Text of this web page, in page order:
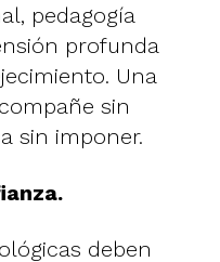
pedagogía
profunda
Una
sin
sin imponer.
deben